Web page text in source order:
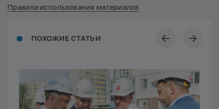
ПОХОЖИЕ СТАТЬИ
Правила использования материалов